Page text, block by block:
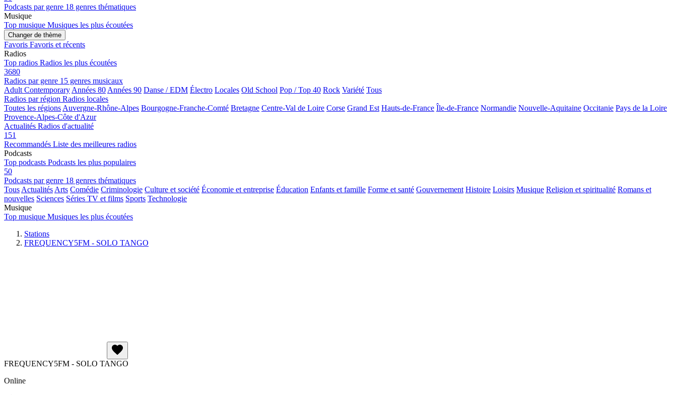
Podcasts par genre 18 genres thématiques
Musique
Top musique Musiques les plus écoutées
Changer de thème
Favoris Favoris et récents
Radios
Top radios Radios les plus écoutées
3680
Radios par genre 15 genres musicaux
Adult Contemporary Années 80 Années 90 Danse / EDM Électro Locales Old School Pop / Top 40 Rock Variété Tous
Radios par région Radios locales
Toutes les régions Auvergne-Rhône-Alpes Bourgogne-Franche-Comté Bretagne Centre-Val de Loire Corse Grand Est Hauts-de-France Île-de-France Normandie Nouvelle-Aquitaine Occitanie Pays de la Loire
Provence-Alpes-Côte d'Azur
Actualités Radios d'actualité
151
Recommandés Liste des meilleures radios
Podcasts
Top podcasts Podcasts les plus populaires
50
Podcasts par genre 18 genres thématiques
Tous Actualités Arts Comédie Criminologie Culture et société Économie et entreprise Éducation Enfants et famille Forme et santé Gouvernement Histoire Loisirs Musique Religion et spiritualité Romans et
nouvelles Sciences Séries TV et films Sports Technologie
Musique
Top musique Musiques les plus écoutées
Stations
FREQUENCY5FM - SOLO TANGO
FREQUENCY5FM - SOLO TANGO
Online